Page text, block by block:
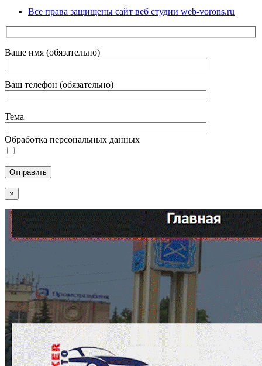
Все права защищены сайт веб студии web-vorons.ru
Ваше имя (обязательно)
Ваш телефон (обязательно)
Тема
Обработка персональных данных
×